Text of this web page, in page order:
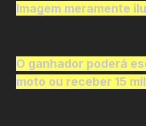
Imagem meramente
O ganhador poderá
moto ou receber 15